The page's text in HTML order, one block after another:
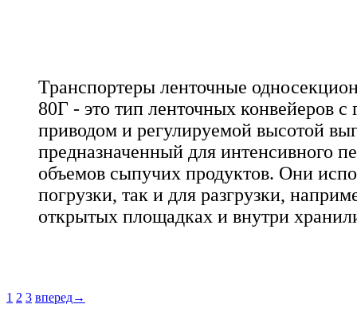
Транспортеры ленточные
80Г - это тип ленточных конвейеров с
приводом и регулируемой высотой
предназначенный для интенсивного
объемов сыпучих продуктов. Они
погрузки, так и для разгрузки,
открытых площадках и внутри
1 2 3 вперед→